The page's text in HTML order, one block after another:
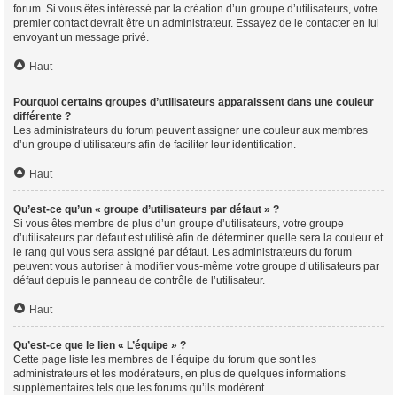
forum. Si vous êtes intéressé par la création d’un groupe d’utilisateurs, votre
premier contact devrait être un administrateur. Essayez de le contacter en lui
envoyant un message privé.
Haut
Pourquoi certains groupes d’utilisateurs apparaissent dans une couleur
différente ?
Les administrateurs du forum peuvent assigner une couleur aux membres
d’un groupe d’utilisateurs afin de faciliter leur identification.
Haut
Qu’est-ce qu’un « groupe d’utilisateurs par défaut » ?
Si vous êtes membre de plus d’un groupe d’utilisateurs, votre groupe
d’utilisateurs par défaut est utilisé afin de déterminer quelle sera la couleur et
le rang qui vous sera assigné par défaut. Les administrateurs du forum
peuvent vous autoriser à modifier vous-même votre groupe d’utilisateurs par
défaut depuis le panneau de contrôle de l’utilisateur.
Haut
Qu’est-ce que le lien « L’équipe » ?
Cette page liste les membres de l’équipe du forum que sont les
administrateurs et les modérateurs, en plus de quelques informations
supplémentaires tels que les forums qu’ils modèrent.